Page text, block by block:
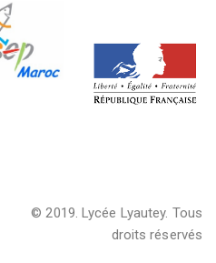
© 2019. Lycée Lyautey. Tous
droits réservés